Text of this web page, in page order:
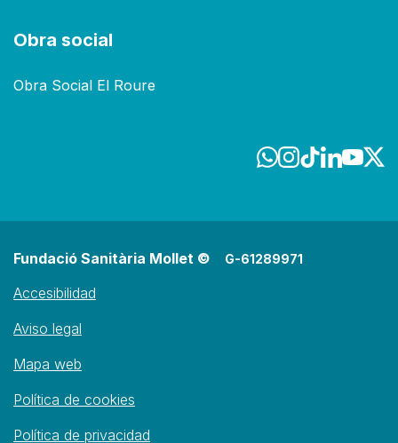
Obra social
Obra Social El Roure
Fundació Sanitària Mollet © G-61289971
Accesibilidad
Aviso legal
Mapa web
Política de cookies
Política de privacidad